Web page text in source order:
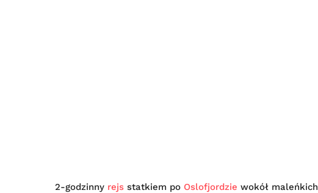
2-godzinny rejs statkiem po Oslofjordzie wokół